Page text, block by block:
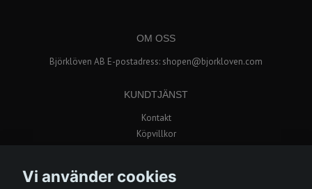
OM OSS
Björklöven AB E-postadress: shopen@bjorkloven.com
KUNDTJÄNST
Kontakt
Köpvillkor
Vi använder cookies